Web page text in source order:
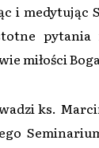
i medytując
pytania
miłości
ks.